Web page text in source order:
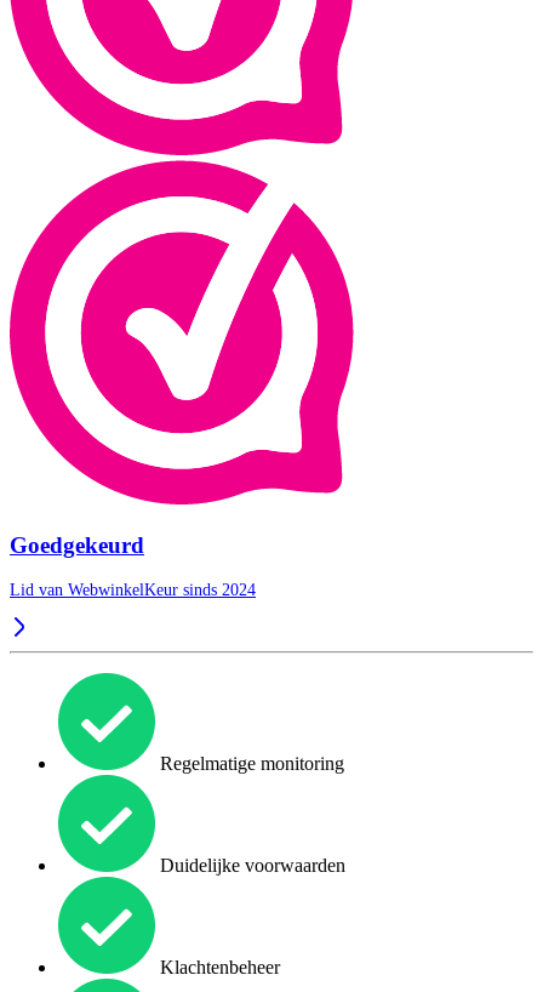
Goedgekeurd
Lid van WebwinkelKeur sinds 2024
Regelmatige monitoring
Duidelijke voorwaarden
Klachtenbeheer